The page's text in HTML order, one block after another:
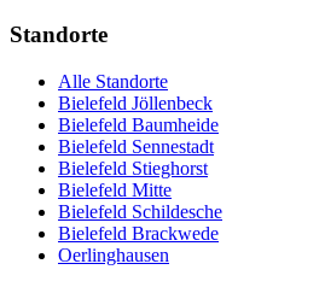
Standorte
Alle Standorte
Bielefeld Jöllenbeck
Bielefeld Baumheide
Bielefeld Sennestadt
Bielefeld Stieghorst
Bielefeld Mitte
Bielefeld Schildesche
Bielefeld Brackwede
Oerlinghausen